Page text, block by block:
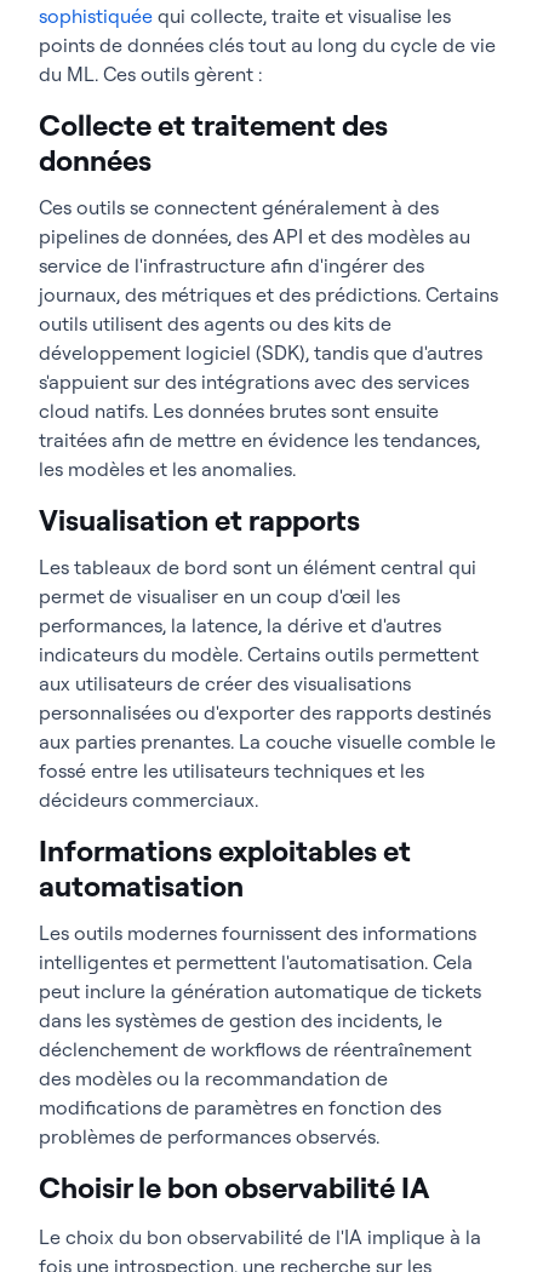
sophistiquée qui collecte, traite et visualise les
points de données clés tout au long du cycle de vie
du ML. Ces outils gèrent :
Collecte et traitement des
données
Ces outils se connectent généralement à des
pipelines de données, des API et des modèles au
service de l'infrastructure afin d'ingérer des
journaux, des métriques et des prédictions. Certains
outils utilisent des agents ou des kits de
développement logiciel (SDK), tandis que d'autres
s'appuient sur des intégrations avec des services
cloud natifs. Les données brutes sont ensuite
traitées afin de mettre en évidence les tendances,
les modèles et les anomalies.
Visualisation et rapports
Les tableaux de bord sont un élément central qui
permet de visualiser en un coup d'œil les
performances, la latence, la dérive et d'autres
indicateurs du modèle. Certains outils permettent
aux utilisateurs de créer des visualisations
personnalisées ou d'exporter des rapports destinés
aux parties prenantes. La couche visuelle comble le
fossé entre les utilisateurs techniques et les
décideurs commerciaux.
Informations exploitables et
automatisation
Les outils modernes fournissent des informations
intelligentes et permettent l'automatisation. Cela
peut inclure la génération automatique de tickets
dans les systèmes de gestion des incidents, le
déclenchement de workflows de réentraînement
des modèles ou la recommandation de
modifications de paramètres en fonction des
problèmes de performances observés.
Choisir le bon observabilité IA
Le choix du bon observabilité de l'IA implique à la
fois une introspection, une recherche sur les